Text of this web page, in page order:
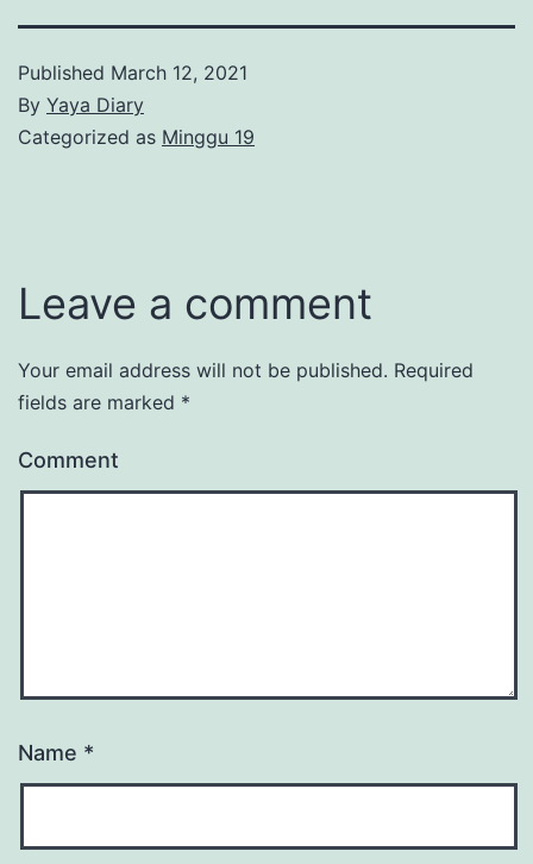
Published March 12, 2021
By Yaya Diary
Categorized as Minggu 19
Leave a comment
Your email address will not be published. Required
fields are marked *
Comment
Name *